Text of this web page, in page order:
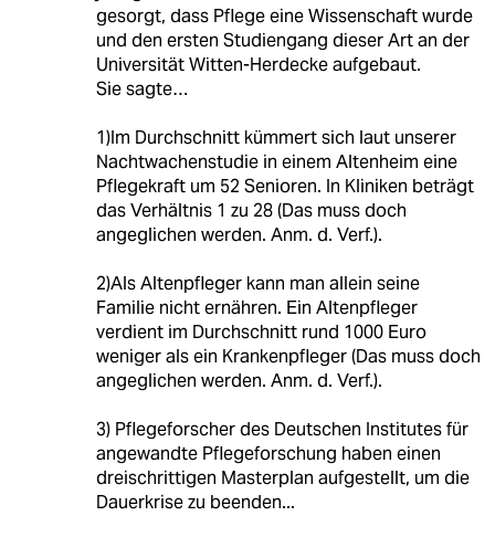
gesorgt, dass Pflege eine Wissenschaft wurde
und den ersten Studiengang dieser Art an der
Universität Witten-Herdecke aufgebaut.
Sie sagte…
1)Im Durchschnitt kümmert sich laut unserer
Nachtwachenstudie in einem Altenheim eine
Pflegekraft um 52 Senioren. In Kliniken beträgt
das Verhältnis 1 zu 28 (Das muss doch
angeglichen werden. Anm. d. Verf.).
2)Als Altenpfleger kann man allein seine
Familie nicht ernähren. Ein Altenpfleger
verdient im Durchschnitt rund 1000 Euro
weniger als ein Krankenpfleger (Das muss doch
angeglichen werden. Anm. d. Verf.).
3) Pflegeforscher des Deutschen Institutes für
angewandte Pflegeforschung haben einen
dreischrittigen Masterplan aufgestellt, um die
Dauerkrise zu beenden...